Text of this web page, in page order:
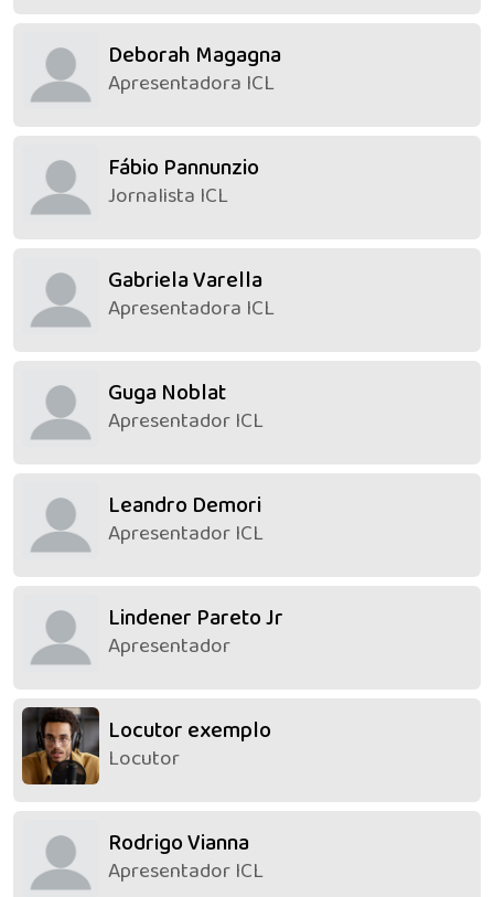
Deborah Magagna
Apresentadora ICL
Fábio Pannunzio
Jornalista ICL
Gabriela Varella
Apresentadora ICL
Guga Noblat
Apresentador ICL
Leandro Demori
Apresentador ICL
Lindener Pareto Jr
Apresentador
Locutor exemplo
Locutor
Rodrigo Vianna
Apresentador ICL